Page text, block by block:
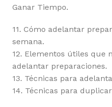
Ganar Tiempo.
11. Cómo adelantar
semana.
12. Elementos útiles que
adelantar preparaciones.
13. Técnicas para
14. Técnicas para